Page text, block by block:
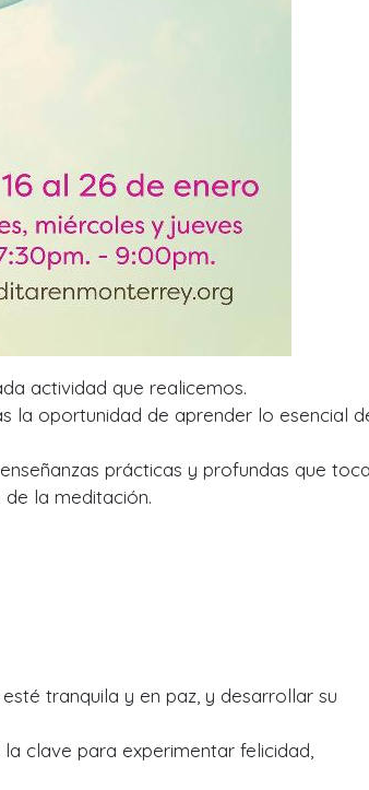
actividad que realicemos.
la oportunidad de aprender lo esencial
prácticas y profundas que
la meditación.
tranquila y en paz, y desarrollar su
clave para experimentar felicidad,